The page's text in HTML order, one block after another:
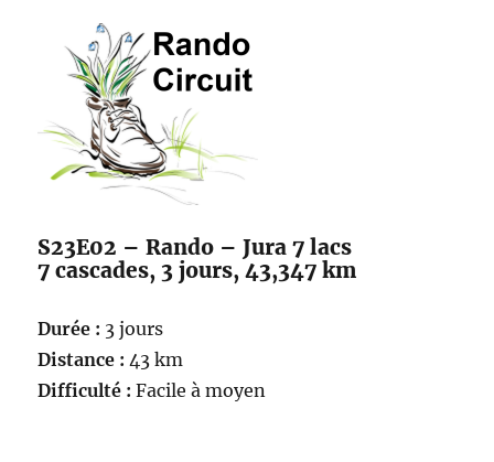
S23E02 – Rando – Jura 7 lacs
7 cascades, 3 jours, 43,347 km
Durée : 3 jours
Distance : 43 km
Difficulté : Facile à moyen